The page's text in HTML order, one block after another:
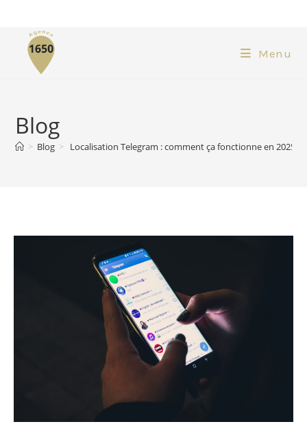
Menu
Blog
> Blog > Localisation Telegram : comment ça fonctionne en 2025 ?